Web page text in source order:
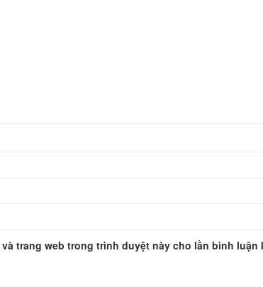
trang web trong trình duyệt này cho lần bình luận